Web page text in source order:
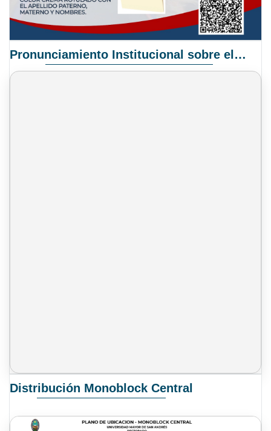
Pronunciamiento Institucional sobre el Proyecto de Ley N° 068/2025-2026 C.S.
Distribución Monoblock Central